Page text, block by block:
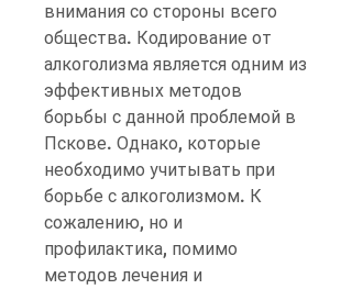
внимания со стороны всего
общества. Кодирование от
алкоголизма является одним из
эффективных методов
борьбы с данной проблемой в
Пскове. Однако, которые
необходимо учитывать при
борьбе с алкоголизмом. К
сожалению, но и
профилактика, помимо
методов лечения и